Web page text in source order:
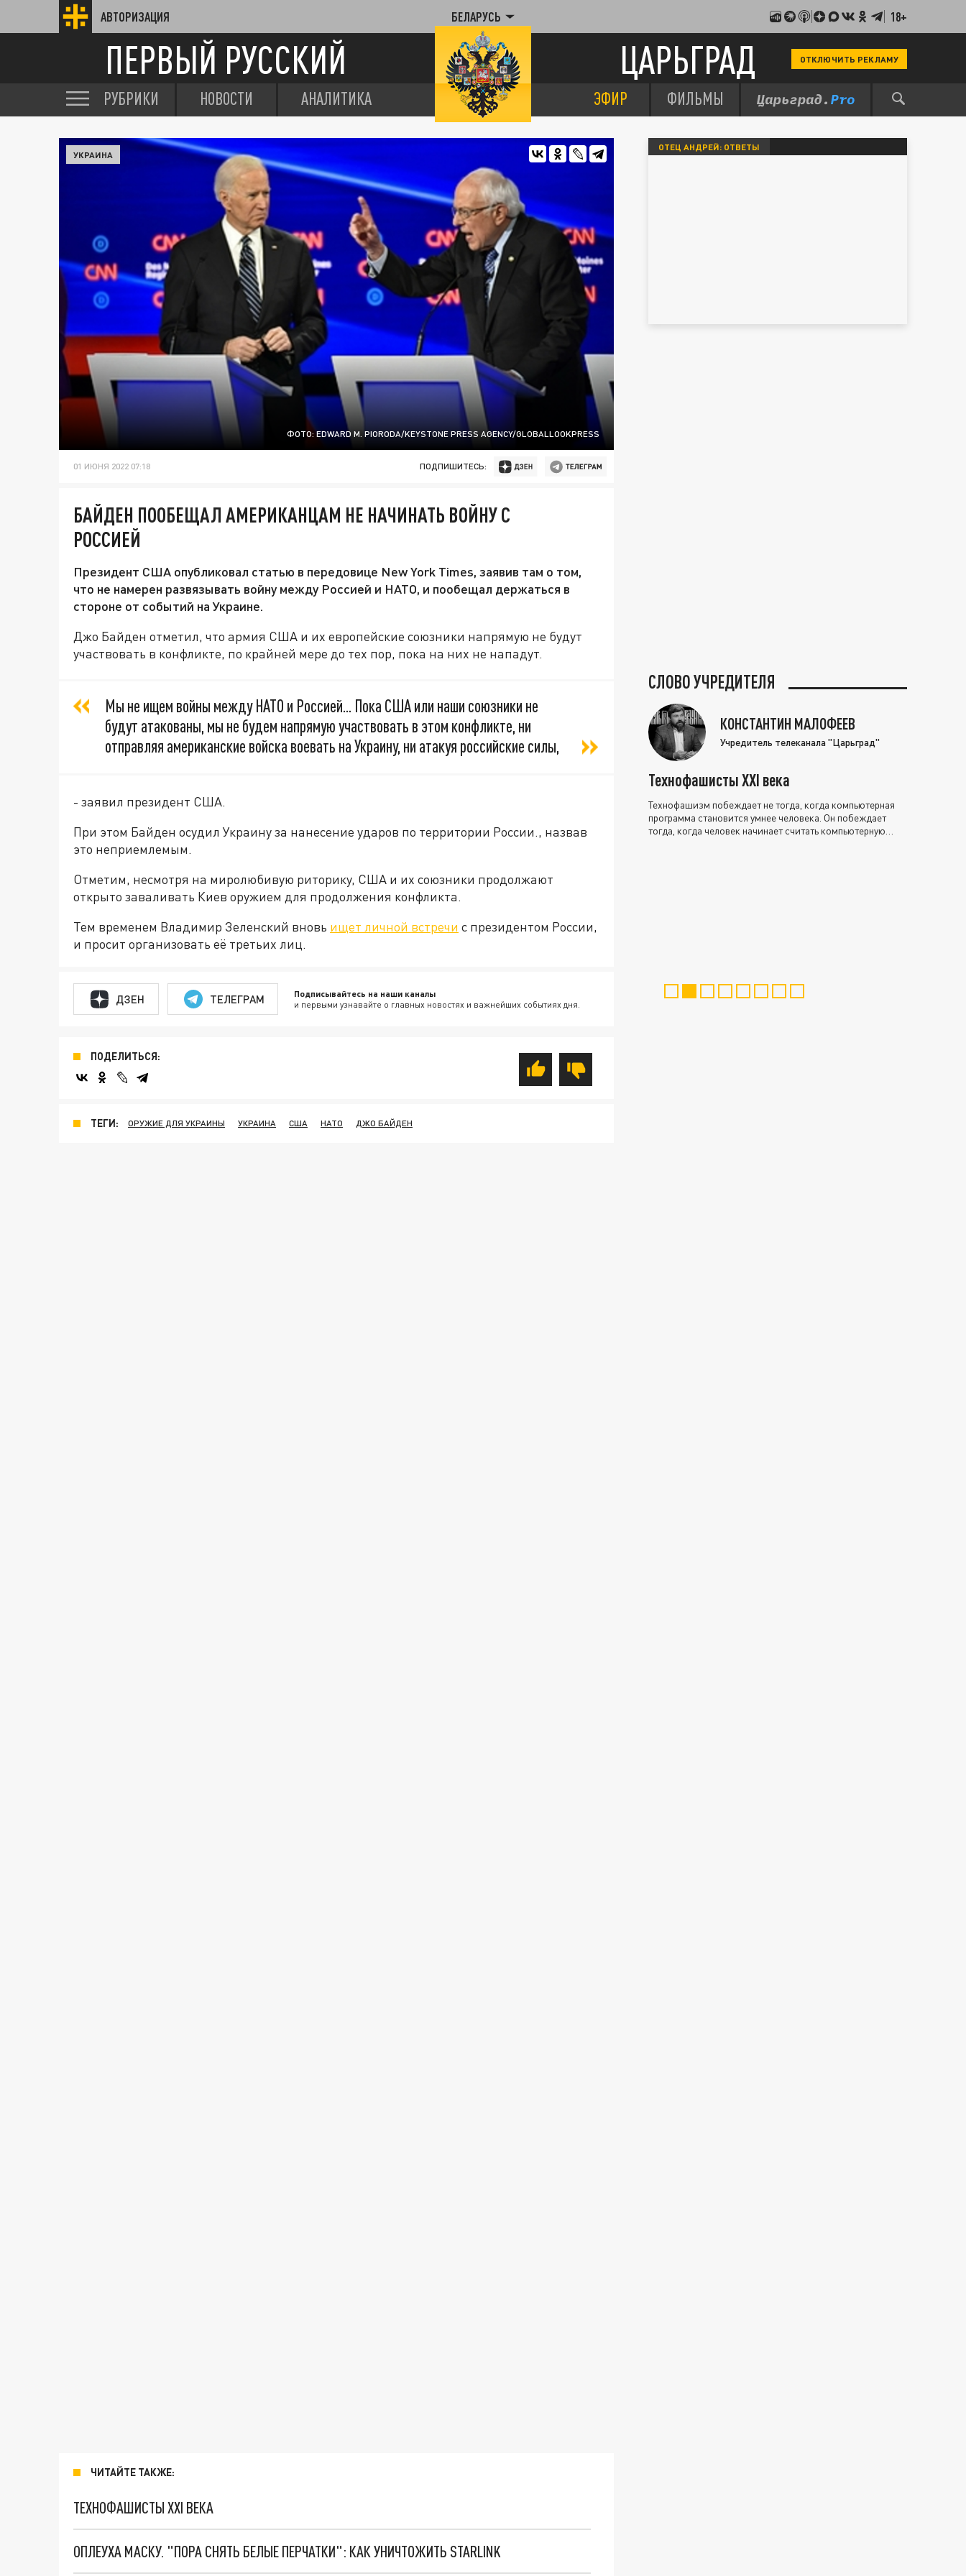
АВТОРИЗАЦИЯ БЕЛАРУСЬ 18+
ПЕРВЫЙ РУССКИЙ ЦАРЬГРАД ОТКЛЮЧИТЬ РЕКЛАМУ
РУБРИКИ НОВОСТИ АНАЛИТИКА ЭФИР ФИЛЬМЫ
ФОТО: EDWARD M. PIORODA/KEYSTONE PRESS AGENCY/GLOBALLOOKPRESS
УКРАИНА
01 ИЮНЯ 2022 07:18 ПОДПИШИТЕСЬ:
БАЙДЕН ПООБЕЩАЛ АМЕРИКАНЦАМ НЕ НАЧИНАТЬ ВОЙНУ С
РОССИЕЙ
Президент США опубликовал статью в передовице New York Times, заявив там о том,
что не намерен развязывать войну между Россией и НАТО, и пообещал держаться в
стороне от событий на Украине.
Джо Байден отметил, что армия США и их европейские союзники напрямую не будут
участвовать в конфликте, по крайней мере до тех пор, пока на них не нападут.
Мы не ищем войны между НАТО и Россией... Пока США или наши союзники не
будут атакованы, мы не будем напрямую участвовать в этом конфликте, ни
отправляя американские войска воевать на Украину, ни атакуя российские силы,
- заявил президент США.
При этом Байден осудил Украину за нанесение ударов по территории России., назвав
это неприемлемым.
Отметим, несмотря на миролюбивую риторику, США и их союзники продолжают
открыто заваливать Киев оружием для продолжения конфликта.
Тем временем Владимир Зеленский вновь ищет личной встречи с президентом России,
и просит организовать её третьих лиц.
ДЗЕН ТЕЛЕГРАМ Подписывайтесь на наши каналы
и первыми узнавайте о главных новостях и важнейших событиях дня.
ПОДЕЛИТЬСЯ:
ТЕГИ: ОРУЖИЕ ДЛЯ УКРАИНЫ УКРАИНА США НАТО ДЖО БАЙДЕН
ЧИТАЙТЕ ТАКЖЕ:
ТЕХНОФАШИСТЫ XXI ВЕКА
ОПЛЕУХА МАСКУ. "ПОРА СНЯТЬ БЕЛЫЕ ПЕРЧАТКИ": КАК УНИЧТОЖИТЬ STARLINK
ОТЕЦ АНДРЕЙ: ОТВЕТЫ
СЛОВО УЧРЕДИТЕЛЯ
КОНСТАНТИН МАЛОФЕЕВ
Учредитель телеканала "Царьград"
Технофашисты XXI века
Технофашизм побеждает не тогда, когда компьютерная
программа становится умнее человека. Он побеждает
тогда, когда человек начинает считать компьютерную